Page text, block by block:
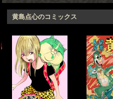
黄島点心のコミックス